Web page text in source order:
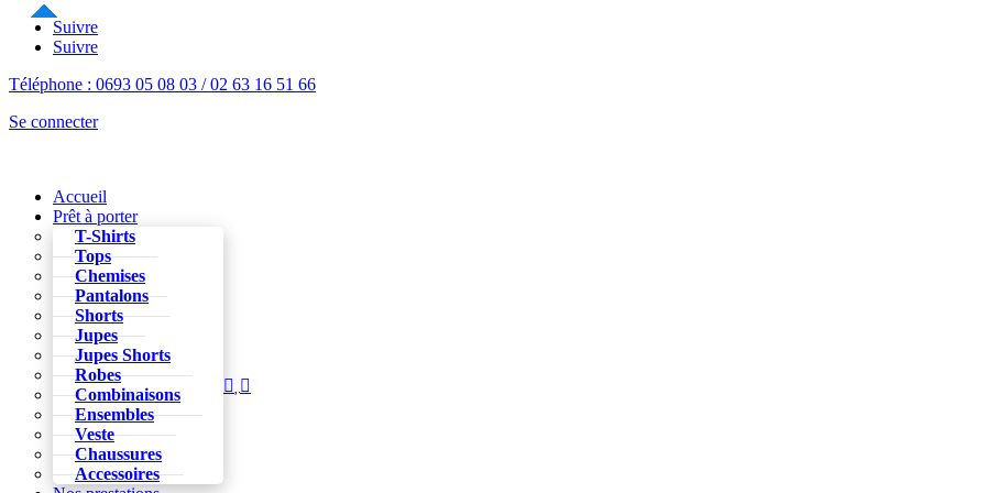
Suivre
Suivre
Téléphone : 0693 05 08 03 / 02 63 16 51 66
Se connecter
Accueil
Prêt à porter
T-Shirts
Tops
Chemises
Pantalons
Shorts
Jupes
Jupes Shorts
Robes
Combinaisons
Ensembles
Veste
Chaussures
Accessoires
 